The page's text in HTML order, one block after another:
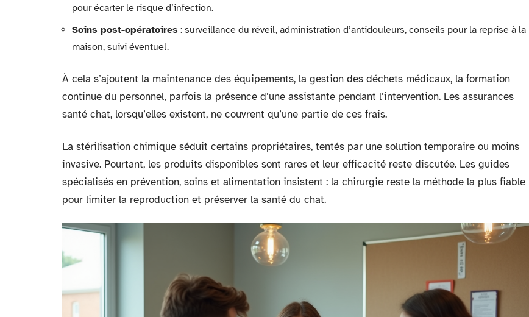
pour écarter le risque d’infection.
Soins post-opératoires : surveillance du réveil, administration d’antidouleurs, conseils pour la reprise à la
maison, suivi éventuel.
À cela s’ajoutent la maintenance des équipements, la gestion des déchets médicaux, la formation
continue du personnel, parfois la présence d’une assistante pendant l’intervention. Les assurances
santé chat, lorsqu’elles existent, ne couvrent qu’une partie de ces frais.
La stérilisation chimique séduit certains propriétaires, tentés par une solution temporaire ou moins
invasive. Pourtant, les produits disponibles sont rares et leur efficacité reste discutée. Les guides
spécialisés en prévention, soins et alimentation insistent : la chirurgie reste la méthode la plus fiable
pour limiter la reproduction et préserver la santé du chat.